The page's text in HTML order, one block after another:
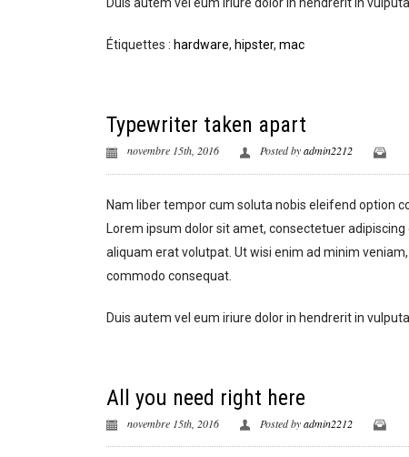
Duis autem vel eum iriure dolor in hendrerit in
Étiquettes : hardware, hipster, mac
Typewriter taken apart
novembre 15th, 2016 Posted byadmin2212
Nam liber tempor cum soluta nobis eleifend option
Lorem ipsum dolor sit amet, consectetuer
aliquam erat volutpat. Ut wisi enim ad minim
commodo consequat.
Duis autem vel eum iriure dolor in hendrerit in
All you need right here
novembre 15th, 2016 Posted byadmin2212